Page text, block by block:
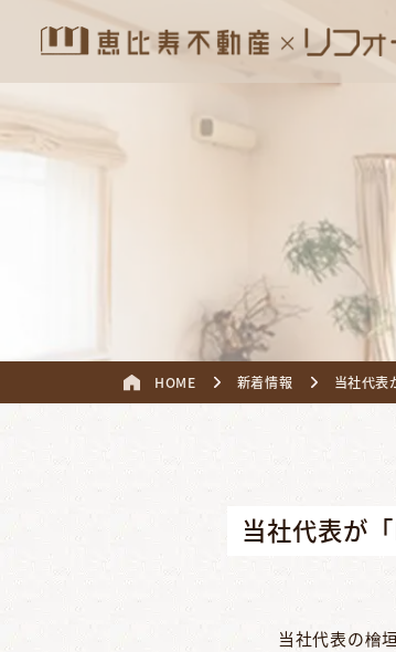
HOME 新着情報 当社代表
当社代表が
当社代表の檜